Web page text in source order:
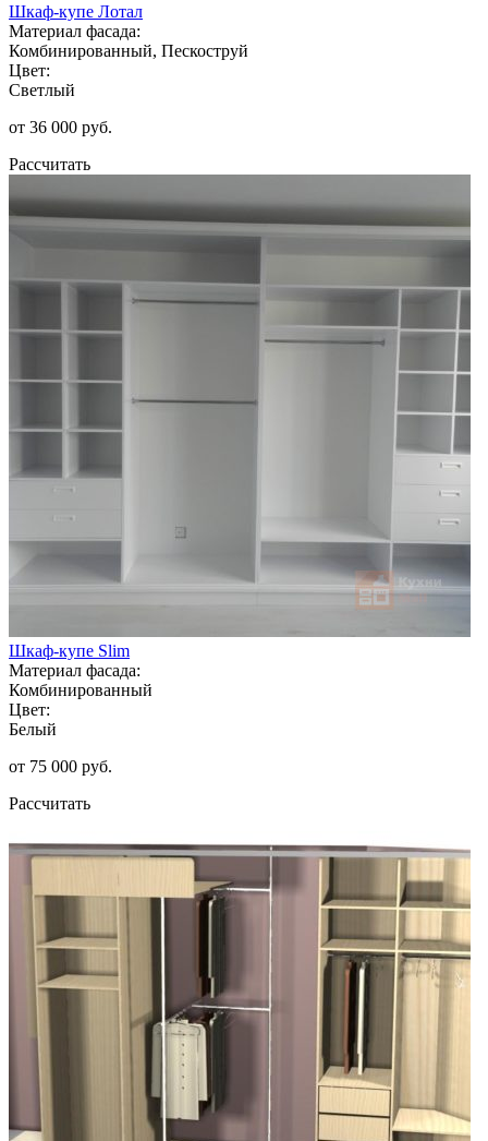
Шкаф-купе Лотал
Материал фасада:
Комбинированный, Пескоструй
Цвет:
Светлый
от 36 000 руб.
Рассчитать
Шкаф-купе Slim
Материал фасада:
Комбинированный
Цвет:
Белый
от 75 000 руб.
Рассчитать